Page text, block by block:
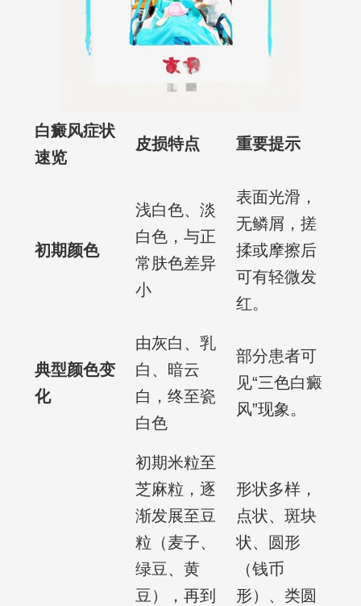
白癜风症状
速览
皮损特点 重要提示
初期颜色
浅白色、淡
白色，与正
常肤色差异
小
表面光滑，
无鳞屑，搓
揉或摩擦后
可有轻微发
红。
典型颜色变
化
由灰白、乳
白、暗云
白，终至瓷
白色
部分患者可
见“三色白癜
风”现象。
初期米粒至
芝麻粒，逐
渐发展至豆
粒（麦子、
绿豆、黄
豆），再到
形状多样，
点状、斑块
状、圆形
（钱币
形）、类圆